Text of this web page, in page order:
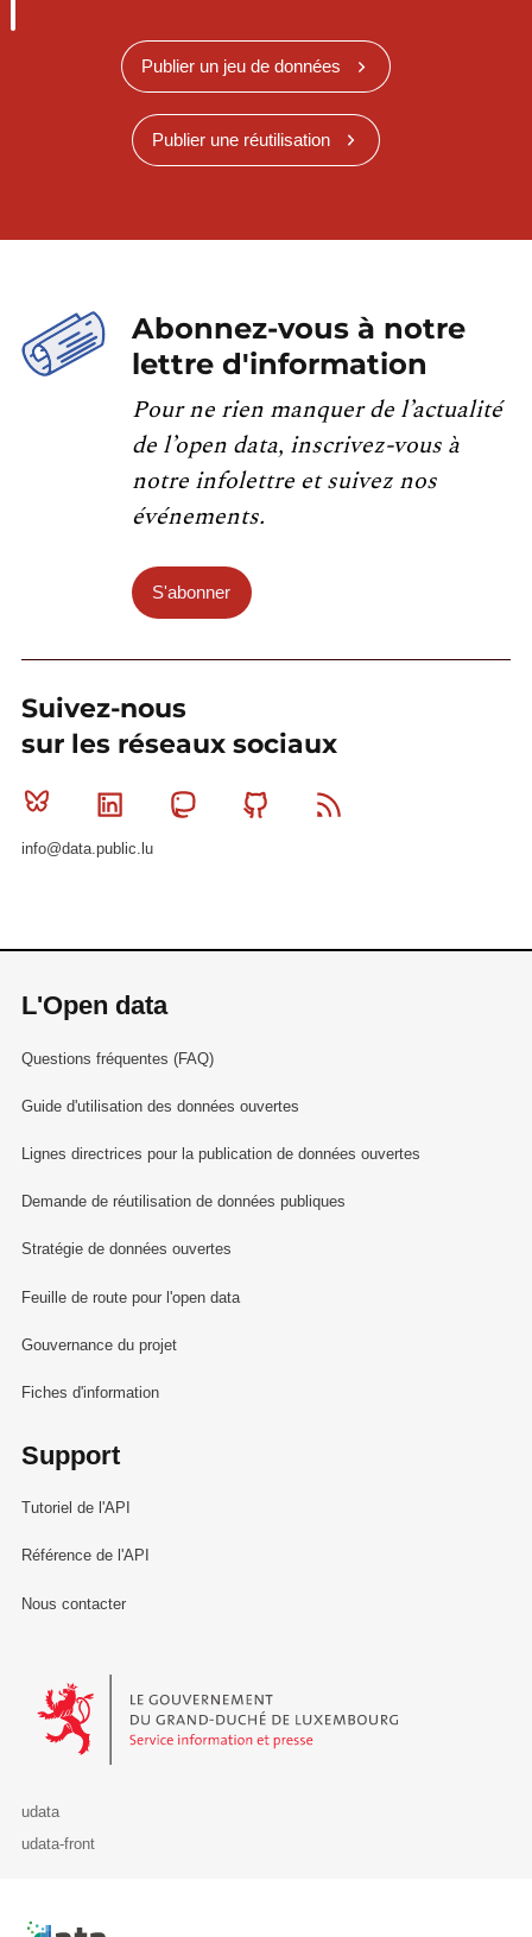
Publier un jeu de données
Publier une réutilisation
Abonnez-vous à notre
lettre d'information
Pour ne rien manquer de l’actualité
de l’open data, inscrivez-vous à
notre infolettre et suivez nos
événements.
S'abonner
Suivez-nous
sur les réseaux sociaux
Bluesky Linkedin MastodonGithub
info@data.public.lu
L'Open data
Questions fréquentes (FAQ)
Guide d'utilisation des données ouvertes
Lignes directrices pour la publication de données ouvertes
Demande de réutilisation de données publiques
Stratégie de données ouvertes
Feuille de route pour l'open data
Gouvernance du projet
Fiches d'information
Support
Tutoriel de l'API
Référence de l'API
Nous contacter
Le Gouvernement du Grand-Duché de Luxembourg - Service
udata
udata-front